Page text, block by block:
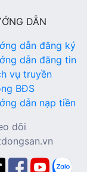
DẪN
dẫn đăng ký
dẫn đăng tin
vụ truyền
BĐS
dẫn nạp tiền
dõi